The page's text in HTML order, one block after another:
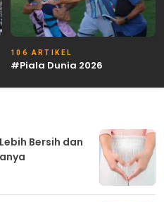
106 ARTIKEL
#Piala Dunia 2026
Bersih dan